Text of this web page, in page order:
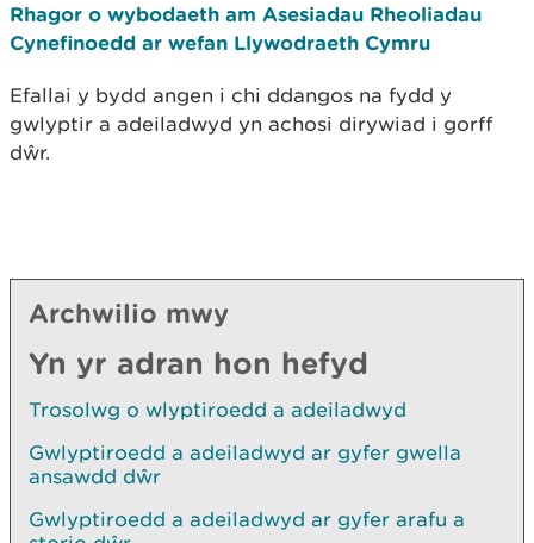
Rhagor o wybodaeth am Asesiadau Rheoliadau
Cynefinoedd ar wefan Llywodraeth Cymru
Efallai y bydd angen i chi ddangos na fydd y
gwlyptir a adeiladwyd yn achosi dirywiad i gorff
dŵr.
Archwilio mwy
Yn yr adran hon hefyd
Trosolwg o wlyptiroedd a adeiladwyd
Gwlyptiroedd a adeiladwyd ar gyfer gwella
ansawdd dŵr
Gwlyptiroedd a adeiladwyd ar gyfer arafu a